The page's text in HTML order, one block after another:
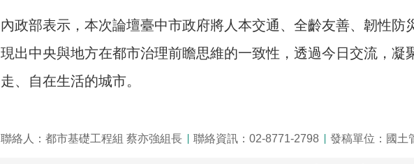
內政部表示，本次論壇臺中市政府將人本交通、全齡友善、韌性
現出中央與地方在都市治理前瞻思維的一致性，透過今日交流，
走、自在生活的城市。
聯絡人：都市基礎工程組 蔡亦強組長 聯絡資訊：02-8771-2798 發稿單位：國土